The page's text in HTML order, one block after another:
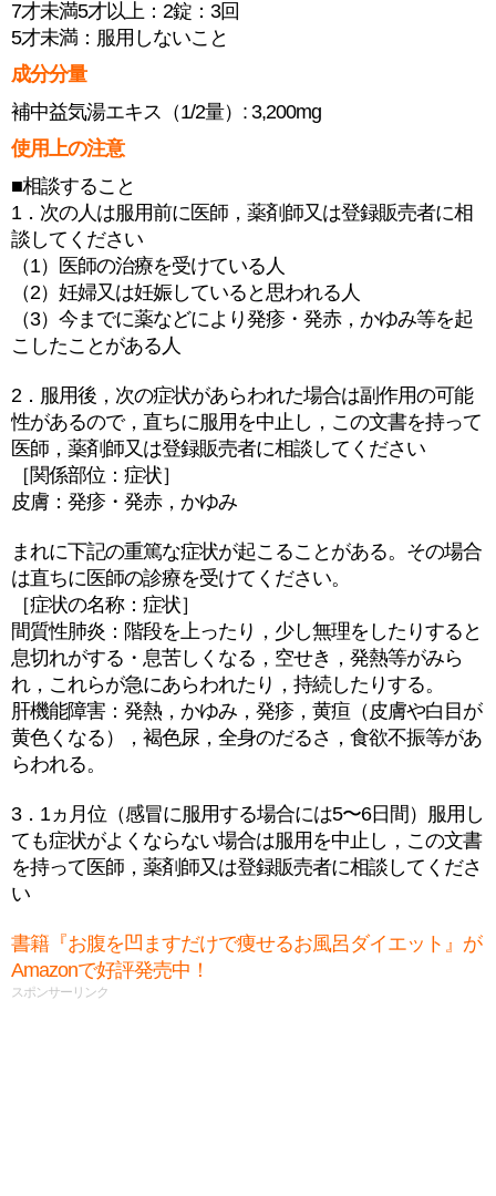
7才未満5才以上：2錠：3回
5才未満：服用しないこと
成分分量
補中益気湯エキス（1/2量）: 3,200mg
使用上の注意
■相談すること
1．次の人は服用前に医師，薬剤師又は登録販売者に相
談してください
（1）医師の治療を受けている人
（2）妊婦又は妊娠していると思われる人
（3）今までに薬などにより発疹・発赤，かゆみ等を起
こしたことがある人
2．服用後，次の症状があらわれた場合は副作用の可能
性があるので，直ちに服用を中止し，この文書を持って
医師，薬剤師又は登録販売者に相談してください
［関係部位：症状］
皮膚：発疹・発赤，かゆみ
まれに下記の重篤な症状が起こることがある。その場合
は直ちに医師の診療を受けてください。
［症状の名称：症状］
間質性肺炎：階段を上ったり，少し無理をしたりすると
息切れがする・息苦しくなる，空せき，発熱等がみら
れ，これらが急にあらわれたり，持続したりする。
肝機能障害：発熱，かゆみ，発疹，黄疸（皮膚や白目が
黄色くなる），褐色尿，全身のだるさ，食欲不振等があ
らわれる。
3．1ヵ月位（感冒に服用する場合には5〜6日間）服用し
ても症状がよくならない場合は服用を中止し，この文書
を持って医師，薬剤師又は登録販売者に相談してくださ
い
書籍『お腹を凹ますだけで痩せるお風呂ダイエット』が
Amazonで好評発売中！
スポンサーリンク